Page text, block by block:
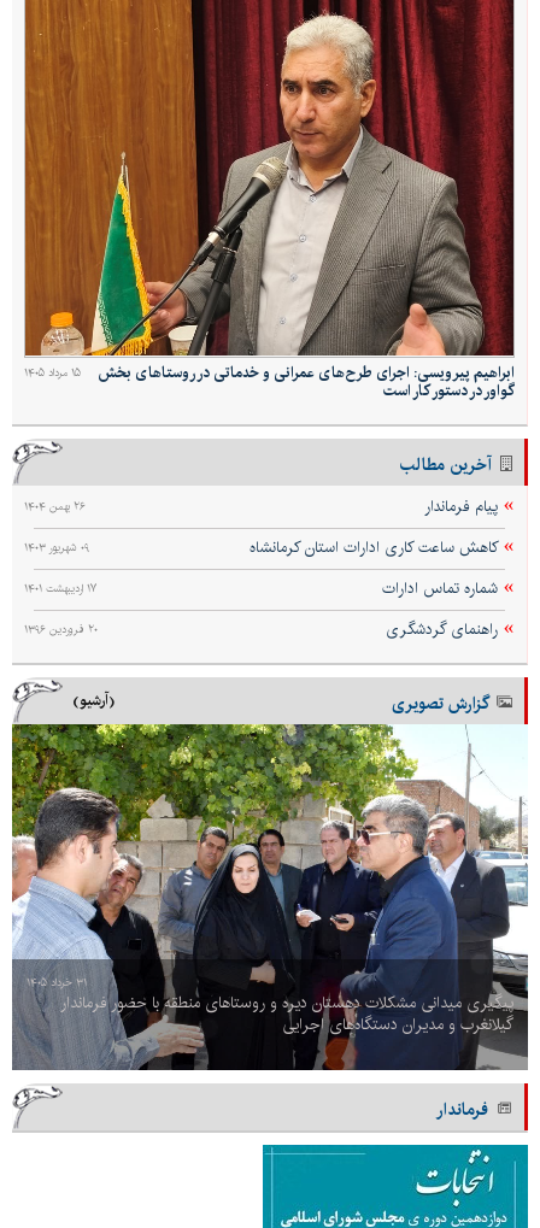
۱۵ مرداد ۱۴۰۵ ابراهیم پیرویسی: اجرای طرح‌های عمرانی و خدماتی در روستاهای بخش
گواور در دستور کار است
آخرین مطالب
۲۶ بهمن ۱۴۰۴ پیام فرماندار
۰۹ شهریور ۱۴۰۳ کاهش ساعت کاری ادارات استان کرمانشاه
۱۷ اردیبهشت ۱۴۰۱ شماره تماس ادارات
۲۰ فروردین ۱۳۹۶ راهنمای گردشگری
گزارش تصویری (آرشیو)
۳۱ خرداد ۱۴۰۵
پیگیری میدانی مشکلات دهستان دیره و روستاهای منطقه با حضور فرماندار
گیلانغرب و مدیران دستگاه‌های اجرایی
فرماندار